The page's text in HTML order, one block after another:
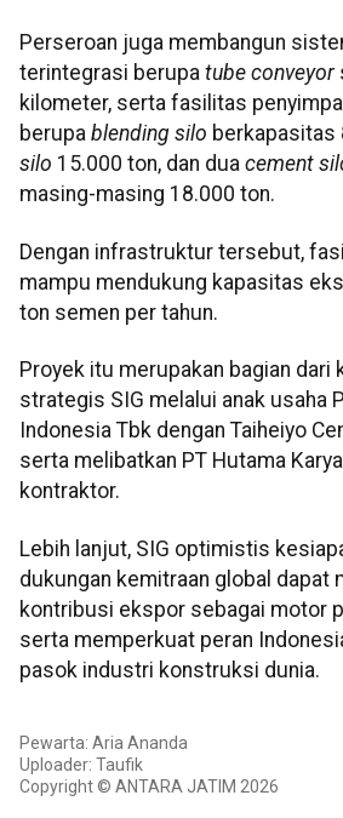
Perseroan juga membangun
terintegrasi berupa tube conveyor
kilometer, serta fasilitas
berupa blending silo berkapasitas
silo 15.000 ton, dan dua cement
masing-masing 18.000 ton.
Dengan infrastruktur tersebut,
mampu mendukung kapasitas
ton semen per tahun.
Proyek itu merupakan bagian dari
strategis SIG melalui anak usaha
Indonesia Tbk dengan Taiheiyo
serta melibatkan PT Hutama
kontraktor.
Lebih lanjut, SIG optimistis
dukungan kemitraan global dapat
kontribusi ekspor sebagai motor
serta memperkuat peran
pasok industri konstruksi dunia.
Pewarta: Aria Ananda
Uploader: Taufik
Copyright © ANTARA JATIM 2026